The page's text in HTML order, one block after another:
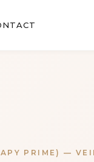
PRIME) —